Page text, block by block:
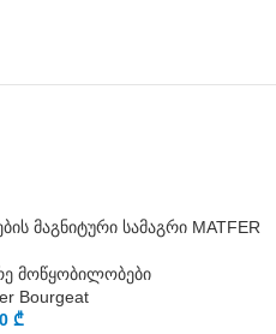
მაგნიტური სამაგრი MATFER
მოწყობილობები
Bourgeat
₾